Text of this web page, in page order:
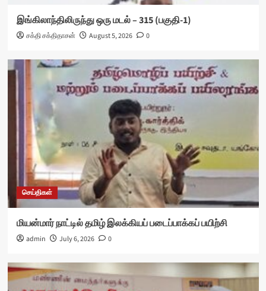
இங்கிலாந்திலிருந்து ஒரு மடல் – 315 (பகுதி-1)
சக்தி சக்திதாசன் August 5, 2026 0
செய்திகள்
மியன்மார் நாட்டில் தமிழ் இலக்கியப் படைப்பாக்கப் பயிற்சி
admin July 6, 2026 0